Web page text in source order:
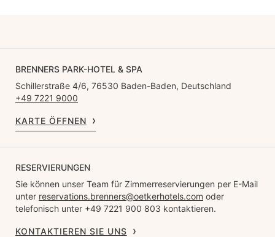
BRENNERS PARK-HOTEL & SPA
Schillerstraße 4/6, 76530 Baden-Baden, Deutschland
+49 7221 9000
KARTE ÖFFNEN
RESERVIERUNGEN
Sie können unser Team für Zimmerreservierungen per E-Mail
unter reservations.brenners@oetkerhotels.com oder
telefonisch unter +49 7221 900 803 kontaktieren.
KONTAKTIEREN SIE UNS